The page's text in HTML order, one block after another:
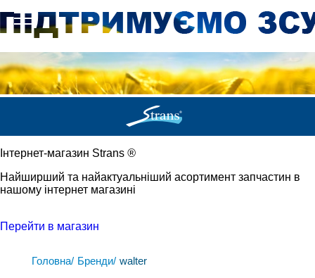
Iнтернет-магазин Strans ®
Найширший та найактуальніший асортимент запчастин в
нашому інтернет магазині
Перейти в магазин
Головна/ Бренди/ walter